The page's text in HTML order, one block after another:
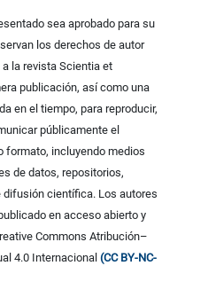
sea aprobado para su
los derechos de autor
la revista Scientia et
publicación, así como una
en el tiempo, para reproducir,
públicamente el
formato, incluyendo medios
de datos, repositorios,
científica. Los autores
en acceso abierto y
Commons Atribución–
4.0 Internacional(CC BY-NC-